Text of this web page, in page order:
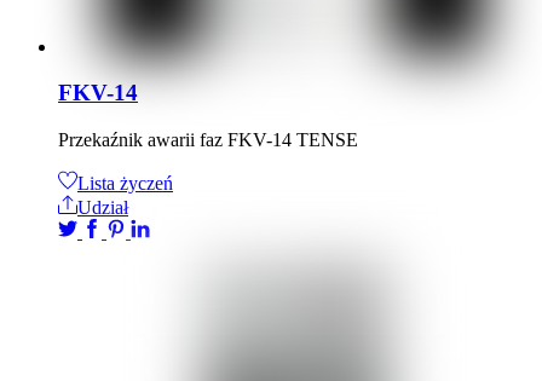
FKV-14
Przekaźnik awarii faz FKV-14 TENSE
Lista życzeń
Udział